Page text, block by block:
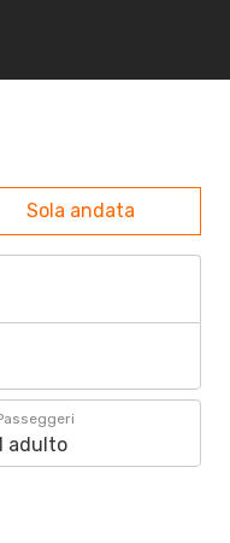
Sola andata
adulto